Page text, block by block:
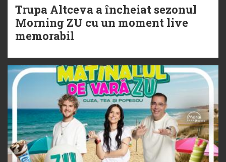
20 Iulie
Torpedoul lui Morar: Theo Rose -
Trupa Altceva a încheiat sezonul
Morning ZU cu un moment live
memorabil